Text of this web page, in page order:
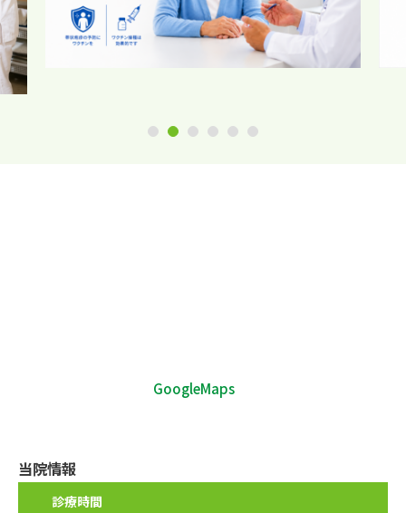
1 2 3 4 5 6
GoogleMaps
当院情報
診療時間